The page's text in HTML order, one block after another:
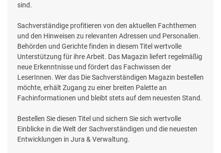
sind.
Sachverständige profitieren von den aktuellen Fachthemen
und den Hinweisen zu relevanten Adressen und Personalien.
Behörden und Gerichte finden in diesem Titel wertvolle
Unterstützung für ihre Arbeit. Das Magazin liefert regelmäßig
neue Erkenntnisse und fördert das Fachwissen der
LeserInnen. Wer das Die Sachverständigen Magazin bestellen
möchte, erhält Zugang zu einer breiten Palette an
Fachinformationen und bleibt stets auf dem neuesten Stand.
Bestellen Sie diesen Titel und sichern Sie sich wertvolle
Einblicke in die Welt der Sachverständigen und die neuesten
Entwicklungen in Jura & Verwaltung.